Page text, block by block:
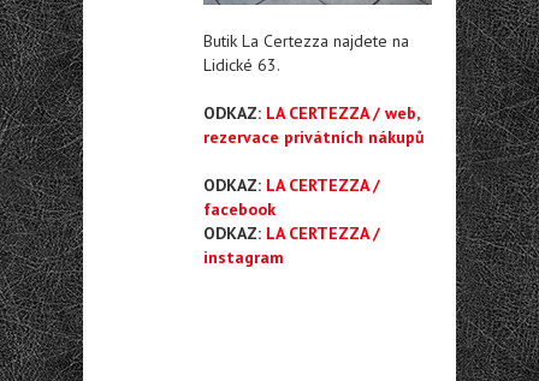
Butik La Certezza najdete na
Lidické 63.
ODKAZ: LA CERTEZZA / web,
rezervace privátních nákupů
ODKAZ: LA CERTEZZA /
facebook
ODKAZ: LA CERTEZZA /
instagram